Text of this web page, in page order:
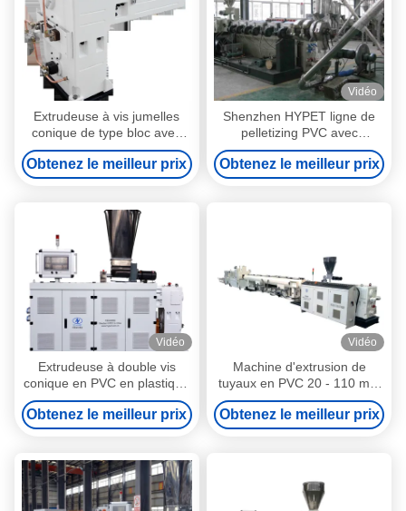
Extrudeuse à vis jumelles
conique de type bloc avec
réducteur d'engrenages à
couple élevé
Obtenez le meilleur prix
Vidéo
Shenzhen HYPET ligne de
pelletizing PVC avec
extrudeuse conique jumelle /
PVC granules de fabrication
avec une machine à extruder
Obtenez le meilleur prix
Vidéo
Extrudeuse à double vis
conique en PVC en plastique
pour 65/132 55/120 51/110
45/100 mm
Obtenez le meilleur prix
Vidéo
Machine d'extrusion de
tuyaux en PVC 20 - 110 mm
avec extrudeuse à double vis
conique
Obtenez le meilleur prix